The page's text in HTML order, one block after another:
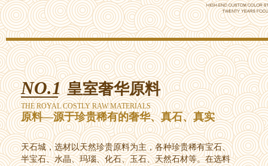
NO.1 皇室奢华原料
THE ROYAL COSTLY RAW MATERIALS
原料—源于珍贵稀有的奢华、真石、真实
天石城，选材以天然珍贵原料为主，各种珍贵稀有宝石、
半宝石、水晶、玛瑙、化石、玉石、天然石材等。在选料